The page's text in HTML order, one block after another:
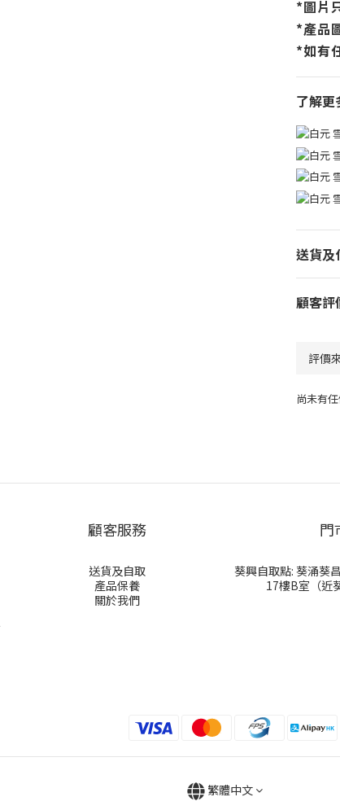
*圖片
*產品
*如有
了解更
送貨及
顧客評
尚未有
顧客服務
送貨及自取
產品保養
關於我們
門
葵興自取點: 葵涌葵
17樓B室（近
繁體中文